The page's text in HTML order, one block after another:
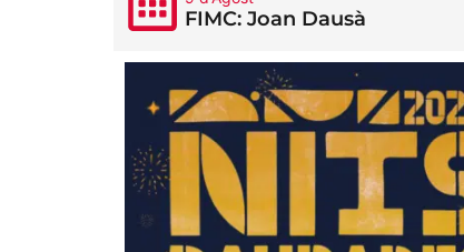
FIMC: Joan Dausà